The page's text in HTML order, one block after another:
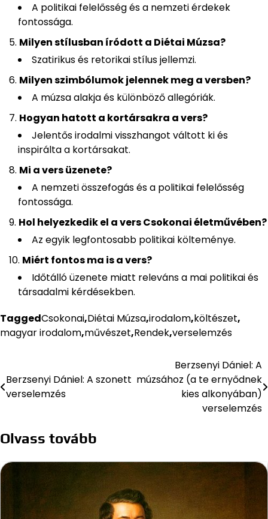
A politikai felelősség és a nemzeti érdekek
fontossága.
Milyen stílusban íródott a Diétai Múzsa?
Szatirikus és retorikai stílus jellemzi.
Milyen szimbólumok jelennek meg a versben?
A múzsa alakja és különböző allegóriák.
Hogyan hatott a kortársakra a vers?
Jelentős irodalmi visszhangot váltott ki és
inspirálta a kortársakat.
Mi a vers üzenete?
A nemzeti összefogás és a politikai felelősség
fontossága.
Hol helyezkedik el a vers Csokonai életművében?
Az egyik legfontosabb politikai költeménye.
Miért fontos ma is a vers?
Időtálló üzenete miatt releváns a mai politikai és
társadalmi kérdésekben.
TaggedCsokonai,Diétai Múzsa,irodalom,költészet,
magyar irodalom,művészet,Rendek,verselemzés
navigáció
Berzsenyi Dániel: A szonett
verselemzés
Berzsenyi Dániel: A
múzsához (a te ernyődnek
kies alkonyában)
verselemzés
Olvass tovább